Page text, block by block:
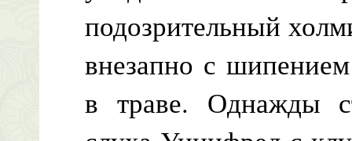
подозрительный
внезапно с
в траве. Однажды